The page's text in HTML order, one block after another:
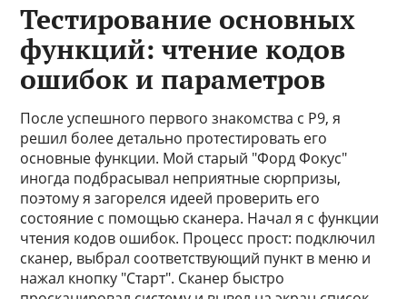
Тестирование основных
функций: чтение кодов
ошибок и параметров
После успешного первого знакомства с P9, я
решил более детально протестировать его
основные функции. Мой старый "Форд Фокус"
иногда подбрасывал неприятные сюрпризы,
поэтому я загорелся идеей проверить его
состояние с помощью сканера. Начал я с функции
чтения кодов ошибок. Процесс прост: подключил
сканер, выбрал соответствующий пункт в меню и
нажал кнопку "Старт". Сканер быстро